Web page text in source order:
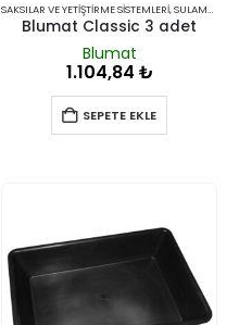
SAKSILAR VE YETIŞTIRME SISTEMLERI,SULAMA SISTEMLERI
Blumat Classic 3 adet
Blumat
1.104,84 ₺
SEPETE EKLE